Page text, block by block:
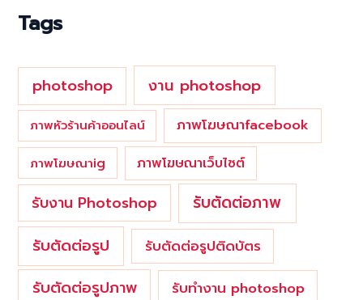
Tags
photoshop งาน photoshop
ภาพหัวร้านค้าออนไลน์ ภาพโฆษณาfacebook
ภาพโฆษณาig ภาพโฆษณาเว็บไซต์
รับงาน Photoshop
รับตัดต่อภาพ
รับตัดต่อรูป
รับตัดต่อรูปติดบัตร
รับตัดต่อรูปภาพ รับทำงาน photoshop